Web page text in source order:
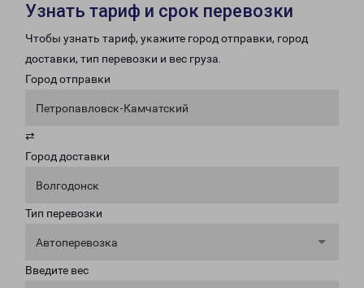
Узнать тариф и срок перевозки
Чтобы узнать тариф, укажите город отправки, город
доставки, тип перевозки и вес груза.
Город отправки
Петропавловск-Камчатский
⇄
Город доставки
Волгодонск
Тип перевозки
Автоперевозка
Введите вес